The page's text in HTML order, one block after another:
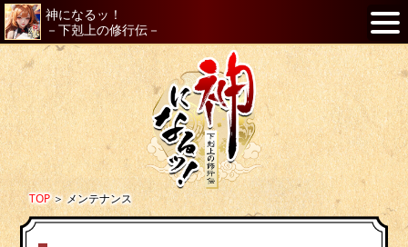
神になるッ！
－下剋上の修行伝－
TOP＞メンテナンス